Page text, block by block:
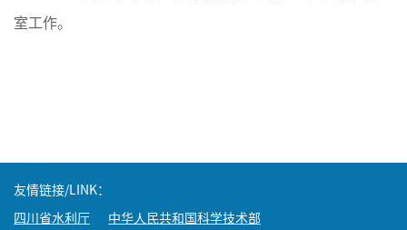
室工作。
友情链接/LINK：
四川省水利厅 中华人民共和国科学技术部